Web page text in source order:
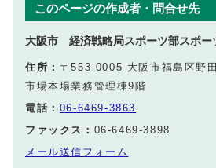
このページの作成者・問合せ先
大阪市 経済戦略局スポーツ部スポー
住所： 〒553-0005 大阪市福島区野
市場本場業務管理棟9階
電話： 06-6469-3863
ファックス： 06-6469-3898
メール送信フォーム